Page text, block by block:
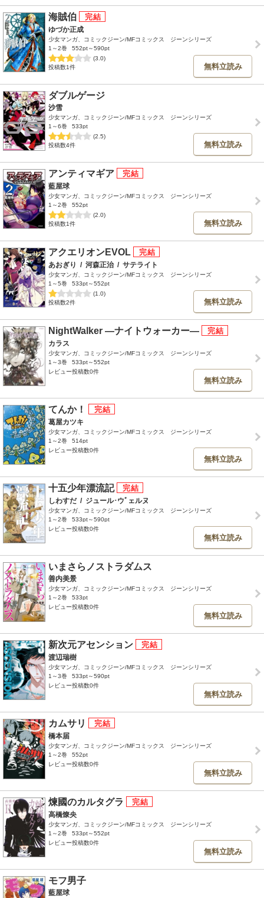
海賊伯
ゆづか正成
少女マンガ、コミックジーン/MFコミックス ジーンシリーズ
1～2巻
552pt～590pt
(3.0)
投稿数1件
無料立読み
ダブルゲージ
沙雪
少女マンガ、コミックジーン/MFコミックス ジーンシリーズ
1～6巻
533pt
(2.5)
投稿数4件
無料立読み
アンティマギア
藍屋球
少女マンガ、コミックジーン/MFコミックス ジーンシリーズ
1～2巻
552pt
(2.0)
投稿数1件
無料立読み
アクエリオンEVOL
あおぎり / 河森正治 / サテライト
少女マンガ、コミックジーン/MFコミックス ジーンシリーズ
1～5巻
533pt～552pt
(1.0)
投稿数2件
無料立読み
NightWalker ―ナイトウォーカー―
カラス
少女マンガ、コミックジーン/MFコミックス ジーンシリーズ
1～3巻
533pt～552pt
レビュー投稿数0件
無料立読み
てんか！
葛屋カツキ
少女マンガ、コミックジーン/MFコミックス ジーンシリーズ
1～2巻
514pt
レビュー投稿数0件
無料立読み
十五少年漂流記
しわすだ / ジュール･ウﾞェルヌ
少女マンガ、コミックジーン/MFコミックス ジーンシリーズ
1～2巻
533pt～590pt
レビュー投稿数0件
無料立読み
いまさらノストラダムス
善内美景
少女マンガ、コミックジーン/MFコミックス ジーンシリーズ
1～2巻
533pt
レビュー投稿数0件
無料立読み
新次元アセンション
渡辺瑞樹
少女マンガ、コミックジーン/MFコミックス ジーンシリーズ
1～3巻
533pt～590pt
レビュー投稿数0件
無料立読み
カムサリ
橋本届
少女マンガ、コミックジーン/MFコミックス ジーンシリーズ
1～2巻
552pt
レビュー投稿数0件
無料立読み
煉國のカルタグラ
高橋燎央
少女マンガ、コミックジーン/MFコミックス ジーンシリーズ
1～2巻
533pt～552pt
レビュー投稿数0件
無料立読み
モフ男子
藍屋球